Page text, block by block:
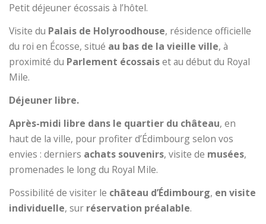
Petit déjeuner écossais à l’hôtel.
Visite du Palais de Holyroodhouse, résidence officielle
du roi en Écosse, situé au bas de la vieille ville, à
proximité du Parlement écossaiset au début du Royal
Mile.
Déjeuner libre.
Après-midi libre dans le quartier du château, en
haut de la ville, pour profiter d’Édimbourg selon vos
envies : derniers achats souvenirs, visite de musées,
promenades le long du Royal Mile.
Possibilité de visiter le château d’Édimbourg, en visite
individuelle, sur réservation préalable.